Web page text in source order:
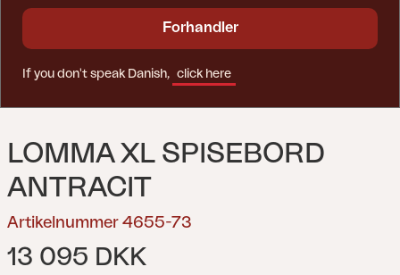
LOMMA XL SPISEBORD
ANTRACIT
Artikelnummer 4655-73
13 095 DKK
Forhandler
If you don't speak Danish, click here